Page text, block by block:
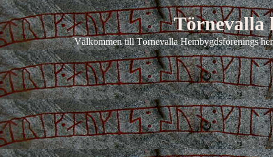
Törnevalla
Välkommen till Törnevalla Hembygdsförenings